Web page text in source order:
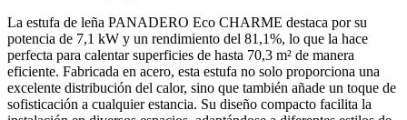
La estufa de leña PANADERO Eco CHARME destaca por su
potencia de 7,1 kW y un rendimiento del 81,1%, lo que la hace
perfecta para calentar superficies de hasta 70,3 m² de manera
eficiente. Fabricada en acero, esta estufa no solo proporciona una
excelente distribución del calor, sino que también añade un toque de
sofisticación a cualquier estancia. Su diseño compacto facilita la